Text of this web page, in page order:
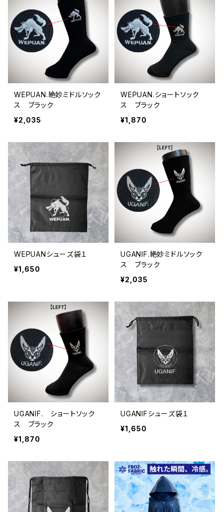
WEPUAN.絶妙ミドルソック
ス ブラック
¥2,035
WEPUAN.ショートソック
ス ブラック
¥1,870
WEPUANシューズ袋１
¥1,650
UGANIF.絶妙ミドルソック
ス ブラック
¥2,035
UGANIF. ショートソック
ス ブラック
¥1,870
UGANIFシューズ袋１
¥1,650